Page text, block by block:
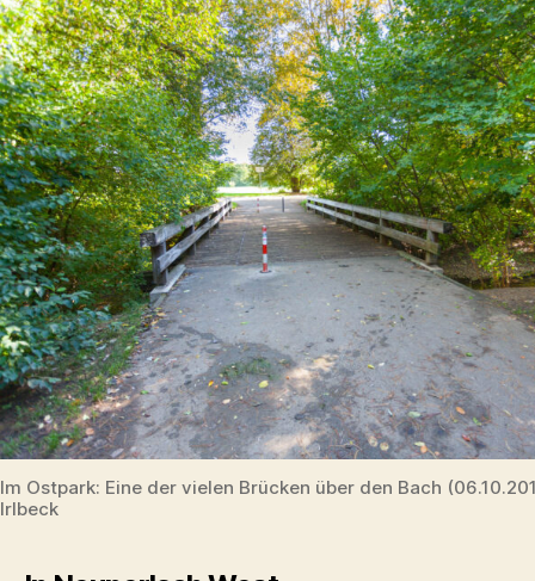
Im Ostpark: Eine der vielen Brücken über den Bach
Irlbeck